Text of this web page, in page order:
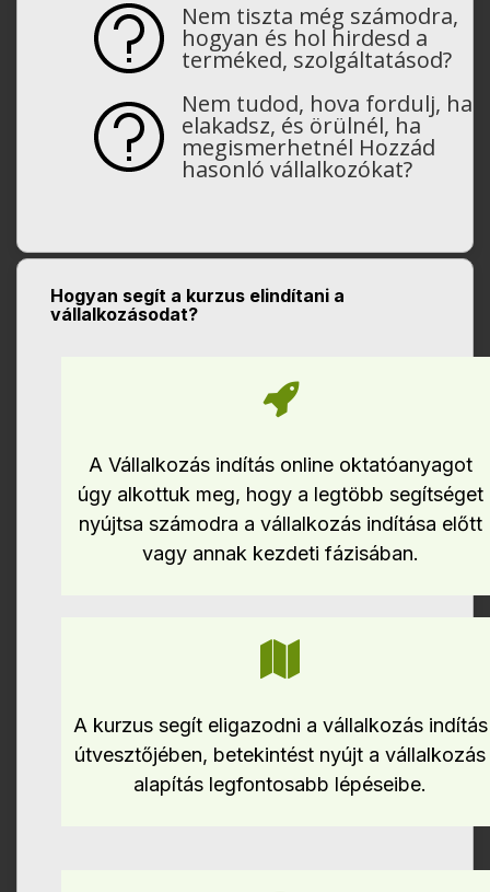
Nem tiszta még számodra,
hogyan és hol hirdesd a
terméked, szolgáltatásod?
Nem tudod, hova fordulj, ha
elakadsz, és örülnél, ha
megismerhetnél Hozzád
hasonló vállalkozókat?
Hogyan segít a kurzus elindítani a
vállalkozásodat?
A Vállalkozás indítás online oktatóanyagot
úgy alkottuk meg, hogy a legtöbb segítséget
nyújtsa számodra a vállalkozás indítása előtt
vagy annak kezdeti fázisában.
A kurzus segít eligazodni a vállalkozás indítás
útvesztőjében, betekintést nyújt a vállalkozás
alapítás legfontosabb lépéseibe.